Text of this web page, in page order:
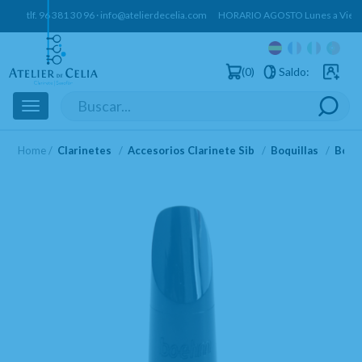
tlf. 96 381 30 96 · info@atelierdecelia.com HORARIO AGOSTO Lunes a
0 Saldo:
Toggle
navigation
Home Clarinetes Accesorios Clarinete Sib Boquillas